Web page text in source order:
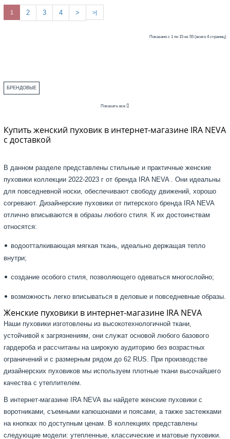
1 2 3 4 > >|
Показано с 1 по 15 из 55 (всего 4 страниц)
БРЕНДОВЫЕ
Показать все
Купить женский пуховик в интернет-магазине IRA NEVA
с доставкой
В данном разделе представлены стильные и практичные женские
пуховики коллекции 2022-2023 г от бренда IRA NEVA . Они идеальны
для повседневной носки, обеспечивают свободу движений, хорошо
согревают. Дизайнерские пуховики от питерского бренда IRA NEVA
отлично вписываются в образы любого стиля. К их достоинствам
относятся:
• водоотталкивающая мягкая ткань, идеально держащая тепло
внутри;
• создание особого стиля, позволяющего одеваться многослойно;
• возможность легко вписываться в деловые и повседневные образы.
Женские пуховики в интернет-магазине IRA NEVA
Наши пуховики изготовлены из высокотехнологичной ткани,
устойчивой к загрязнениям, они служат основой любого базового
гардероба и рассчитаны на широкую аудиторию без возрастных
ограничений и с размерным рядом до 62 RUS. При производстве
дизайнерских пуховиков мы используем плотные ткани высочайшего
качества с утеплителем.
В интернет-магазине IRA NEVA вы найдете женские пуховики с
воротниками, съемными капюшонами и поясами, а также застежками
на кнопках по доступным ценам. В коллекциях представлены
следующие модели: утепленные, классические и матовые пуховики.